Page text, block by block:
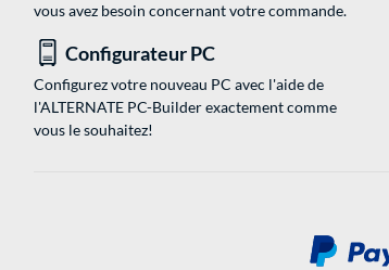
vous avez besoin concernant votre commande.
Configurateur PC
Configurez votre nouveau PC avec l'aide de
l'ALTERNATE PC-Builder exactement comme
vous le souhaitez!